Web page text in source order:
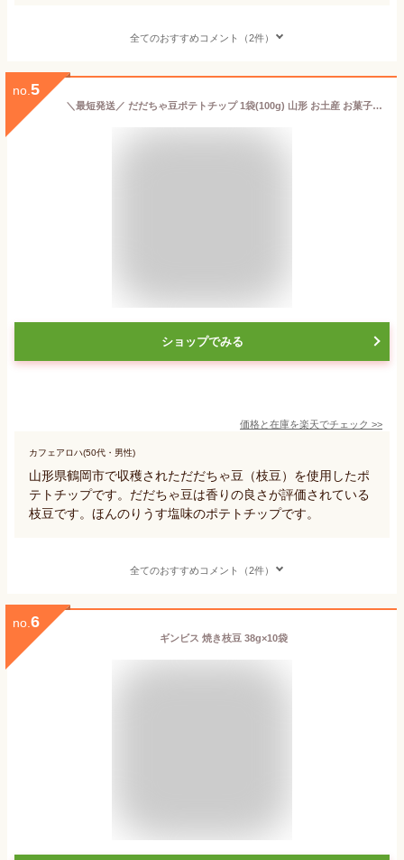
全てのおすすめコメント（2件）
no. 5
＼最短発送／ だだちゃ豆ポテトチップ 1袋(100g) 山形 お土産 お菓子 GW お取り寄せ こどもの日 手土産 スナック 枝豆【A01】
ショップでみる
価格と在庫を楽天でチェック >>
カフェアロハ(50代・男性)
山形県鶴岡市で収穫されただだちゃ豆（枝豆）を使用したポ
テトチップです。だだちゃ豆は香りの良さが評価されている
枝豆です。ほんのりうす塩味のポテトチップです。
全てのおすすめコメント（2件）
no. 6
ギンビス 焼き枝豆 38g×10袋